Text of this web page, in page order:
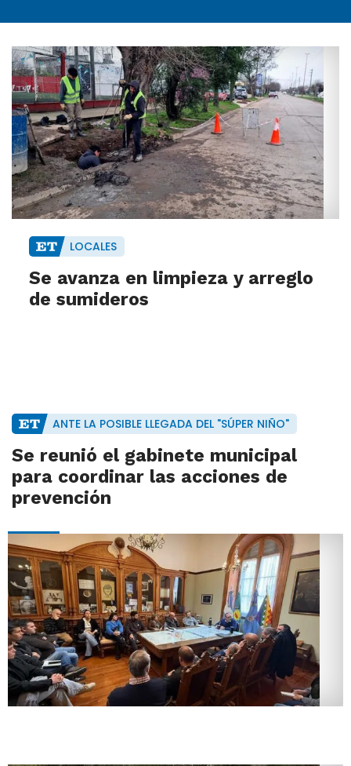
LOCALES
Se avanza en limpieza y arreglo
de sumideros
ANTE LA POSIBLE LLEGADA DEL "SÚPER NIÑO"
Se reunió el gabinete municipal
para coordinar las acciones de
prevención